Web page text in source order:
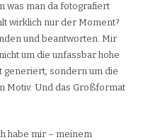
was man da fotografiert
wirklich nur der Moment?
und beantworten. Mir
um die unfassbar hohe
generiert, sondern um die
Motiv. Und das Großformat
habe mir – meinem